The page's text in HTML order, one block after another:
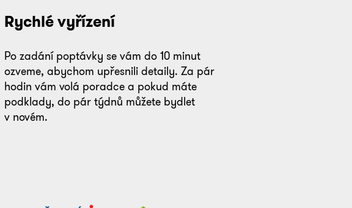
Rychlé vyřízení
Po zadání poptávky se vám do 10 minut
ozveme, abychom upřesnili detaily. Za pár
hodin vám volá poradce a pokud máte
podklady, do pár týdnů můžete bydlet
v novém.